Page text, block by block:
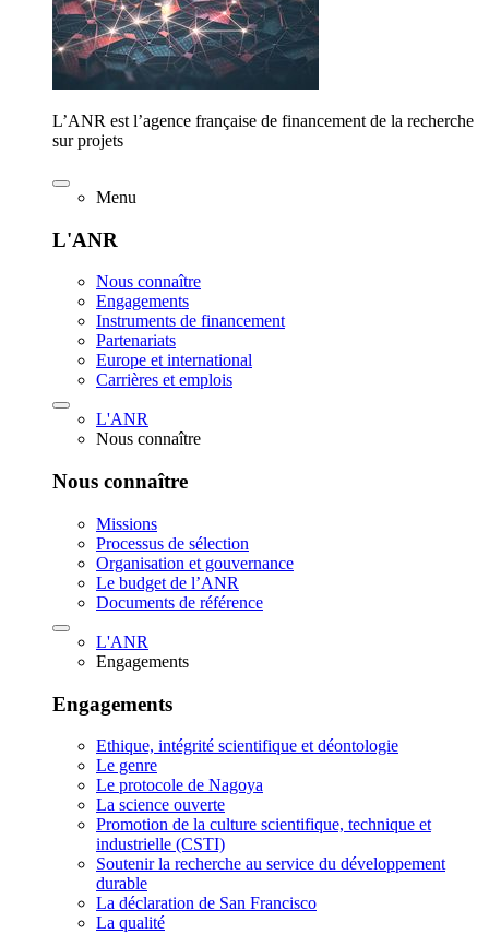
L’ANR est l’agence française de financement de la recherche
sur projets
Menu
L'ANR
Nous connaître
Engagements
Instruments de financement
Partenariats
Europe et international
Carrières et emplois
L'ANR
Nous connaître
Nous connaître
Missions
Processus de sélection
Organisation et gouvernance
Le budget de l’ANR
Documents de référence
L'ANR
Engagements
Engagements
Ethique, intégrité scientifique et déontologie
Le genre
Le protocole de Nagoya
La science ouverte
Promotion de la culture scientifique, technique et
industrielle (CSTI)
Soutenir la recherche au service du développement
durable
La déclaration de San Francisco
La qualité